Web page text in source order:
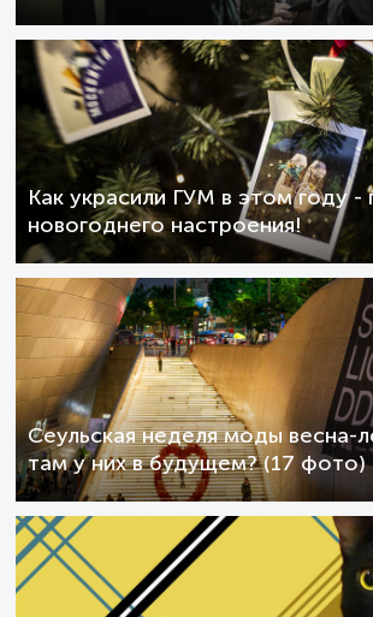
Как украсили ГУМ в этом году -
новогоднего настроения!
Сеульская неделя моды весна-
там у них в будущем? (17 фото)